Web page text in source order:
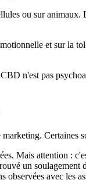
ou sur
et sur la
n'est pas
Certaines
Mais attention :
un
avec